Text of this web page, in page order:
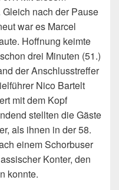
nach der Pause
war es Marcel
Hoffnung keimte
drei Minuten (51.)
der Anschlusstreffer
Nico Bartelt
mit dem Kopf
stellten die Gäste
als ihnen in der 58.
einem Schorbuser
Konter, den
konnte.